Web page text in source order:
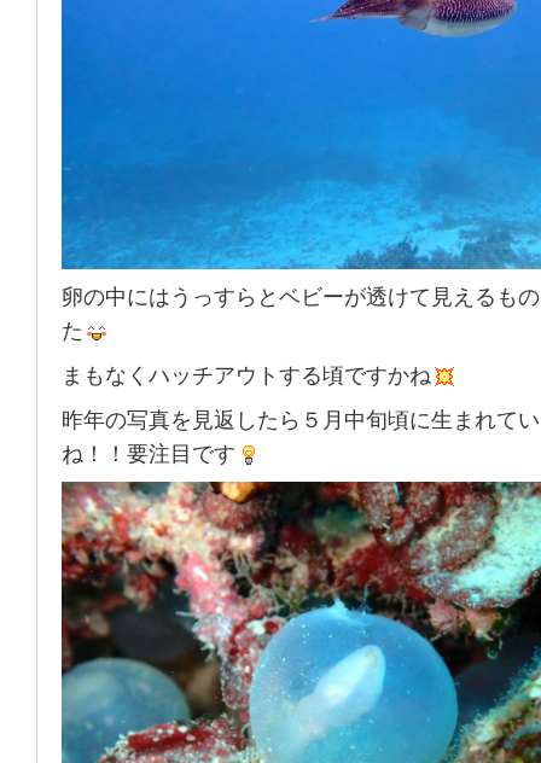
卵の中にはうっすらとベビーが透けて見えるも
た
まもなくハッチアウトする頃ですかね
昨年の写真を見返したら５月中旬頃に生まれて
ね！！要注目です